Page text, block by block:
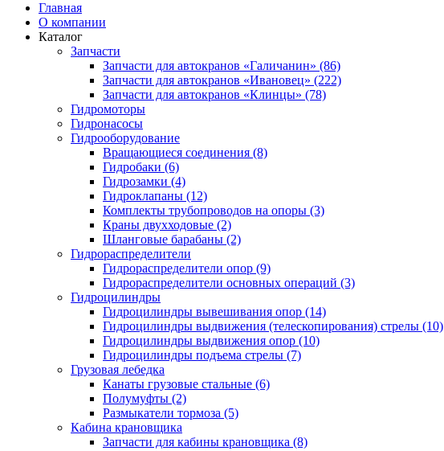
Главная
О компании
Каталог
Запчасти
Запчасти для автокранов «Галичанин» (86)
Запчасти для автокранов «Ивановец» (222)
Запчасти для автокранов «Клинцы» (78)
Гидромоторы
Гидронасосы
Гидрооборудование
Вращающиеся соединения (8)
Гидробаки (6)
Гидрозамки (4)
Гидроклапаны (12)
Комплекты трубопроводов на опоры (3)
Краны двухходовые (2)
Шланговые барабаны (2)
Гидрораспределители
Гидрораспределители опор (9)
Гидрораспределители основных операций (3)
Гидроцилиндры
Гидроцилиндры вывешивания опор (14)
Гидроцилиндры выдвижения (телескопирования) стрелы (10)
Гидроцилиндры выдвижения опор (10)
Гидроцилиндры подъема стрелы (7)
Грузовая лебедка
Канаты грузовые стальные (6)
Полумуфты (2)
Размыкатели тормоза (5)
Кабина крановщика
Запчасти для кабины крановщика (8)